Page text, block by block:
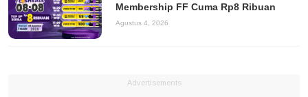
Membership FF Cuma Rp8 Ribuan
Agustus 4, 2026
Advertisements